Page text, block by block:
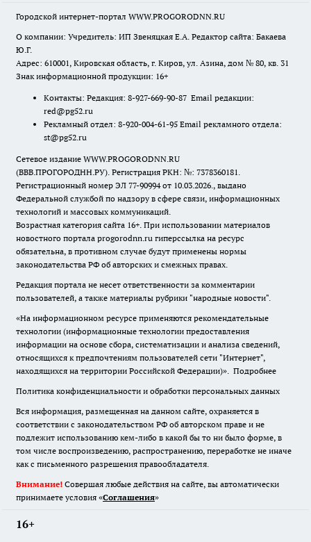
Городской интернет-портал WWW.PROGORODNN.RU
О компании: Учредитель: ИП Звеняцкая Е.А. Редактор сайта: Бакаева
Ю.Г.
Адрес: 610001, Кировская область, г. Киров, ул. Азина, дом № 80, кв. 31
Знак информационной продукции: 16+
Контакты: Редакция: 8-927-669-90-87 Email редакции:
red@pg52.ru
Рекламный отдел: 8-920-004-61-95 Email рекламного отдела:
st@pg52.ru
Сетевое издание WWW.PROGORODNN.RU
(ВВВ.ПРОГОРОДНН.РУ). Регистрация РКН: №: 7378360181.
Регистрационный номер ЭЛ 77-90994 от 10.03.2026., выдано
Федеральной службой по надзору в сфере связи, информационных
технологий и массовых коммуникаций.
Возрастная категория сайта 16+. При использовании материалов
новостного портала progorodnn.ru гиперссылка на ресурс
обязательна, в противном случае будут применены нормы
законодательства РФ об авторских и смежных правах.
Редакция портала не несет ответственности за комментарии
пользователей, а также материалы рубрики "народные новости".
«На информационном ресурсе применяются рекомендательные
технологии (информационные технологии предоставления
информации на основе сбора, систематизации и анализа сведений,
относящихся к предпочтениям пользователей сети "Интернет",
находящихся на территории Российской Федерации)». Подробнее
Политика конфиденциальности и обработки персональных данных
Вся информация, размещенная на данном сайте, охраняется в
соответствии с законодательством РФ об авторском праве и не
подлежит использованию кем-либо в какой бы то ни было форме, в
том числе воспроизведению, распространению, переработке не иначе
как с письменного разрешения правообладателя.
Внимание! Совершая любые действия на сайте, вы автоматически
принимаете условия «Cоглашения»
16+